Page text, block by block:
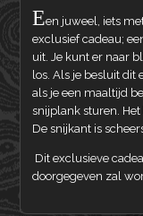
Een juweel, iets
exclusief cadeau;
uit. Je kunt er naar
los. Als je besluit dit
als je een maaltijd
snijplank sturen.
De snijkant is
Dit exclusieve
doorgegeven zal